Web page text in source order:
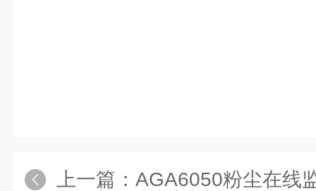
上一篇： AGA6050粉尘在线监